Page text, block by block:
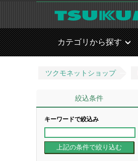
カテゴリから探す
ツクモネットショップ
絞込条件
キーワードで絞込み